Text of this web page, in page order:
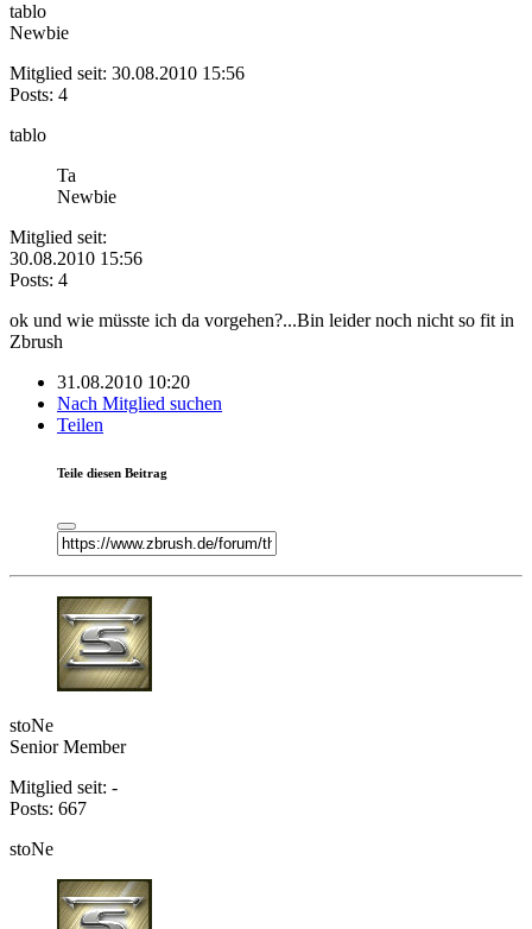
tablo
Newbie
Mitglied seit: 30.08.2010 15:56
Posts: 4
tablo
Ta
Newbie
Mitglied seit:
30.08.2010 15:56
Posts: 4
ok und wie müsste ich da vorgehen?...Bin leider noch nicht so fit in
Zbrush
31.08.2010 10:20
Nach Mitglied suchen
Teilen
Teile diesen Beitrag
stoNe
Senior Member
Mitglied seit: -
Posts: 667
stoNe